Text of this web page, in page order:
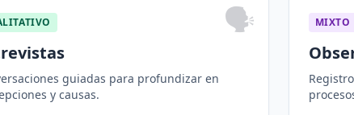
🗣️
guiadas para profundizar en
y causas.
MIXTO